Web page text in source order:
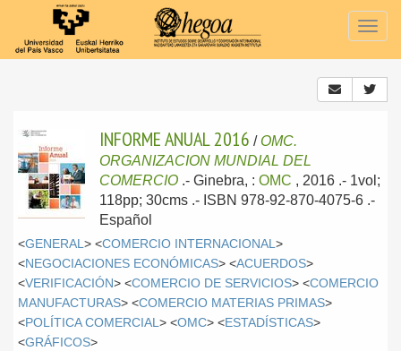
INFORME ANUAL 2016 / OMC.
ORGANIZACION MUNDIAL DEL
COMERCIO .- Ginebra, : OMC , 2016 .- 1vol;
118pp; 30cms .- ISBN 978-92-870-4075-6 .-
Español
<GENERAL > <COMERCIO INTERNACIONAL >
<NEGOCIACIONES ECONÓMICAS> <ACUERDOS>
<VERIFICACIÓN> <COMERCIO DE SERVICIOS> <COMERCIO
MANUFACTURAS> <COMERCIO MATERIAS PRIMAS>
<POLÍTICA COMERCIAL > <OMC> <ESTADÍSTICAS>
<GRÁFICOS>